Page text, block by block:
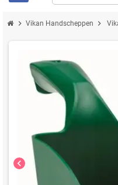
chevron_right Vikan Handscheppen chevron_right
chevron_left